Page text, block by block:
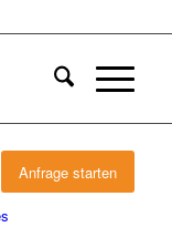
Anfrage starten